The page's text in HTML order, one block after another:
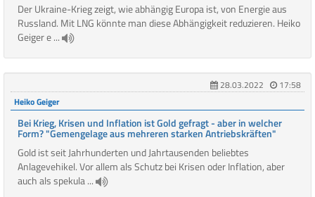
Der Ukraine-Krieg zeigt, wie abhängig Europa ist, von Energie aus
Russland. Mit LNG könnte man diese Abhängigkeit reduzieren. Heiko
Geiger e ...
28.03.2022
17:58
Heiko Geiger
Bei Krieg, Krisen und Inflation ist Gold gefragt - aber in welcher
Form? "Gemengelage aus mehreren starken Antriebskräften"
Gold ist seit Jahrhunderten und Jahrtausenden beliebtes
Anlagevehikel. Vor allem als Schutz bei Krisen oder Inflation, aber
auch als spekula ...